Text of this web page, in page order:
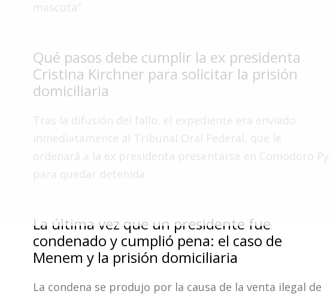
Cartelera
Fotos
Clasificados
Fúnebres
mascota".
Qué pasos debe cumplir la ex presidenta
Cristina Kirchner para solicitar la prisión
domiciliaria
Tras la difusión del fallo, el expediente era enviado
inmediatamente al Tribunal Oral Federal, que le
ordenará a la ex presidenta presentarse en Comodoro Py
para quedar detenida.
La última vez que un presidente fue
condenado y cumplió pena: el caso de
Menem y la prisión domiciliaria
La condena se produjo por la causa de la venta ilegal de